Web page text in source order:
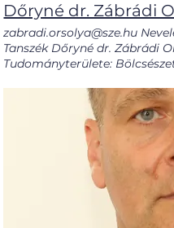
Dőryné dr. Zábrádi
zabradi.orsolya@sze.hu
Tanszék Dőryné dr. Zábrádi
Tudományterülete:
Orsolya a Neveléstudományi
adjunktusa. Nyelvtudományi
szerezte a Pázmány Péter
Bölcsészettudományi
Iskolájában. Disszertációját
melynek címe A nazális
különböző nyelveiben. Tagja
Társaságnak, és jelenleg a
Szakbizottságának is. 2006